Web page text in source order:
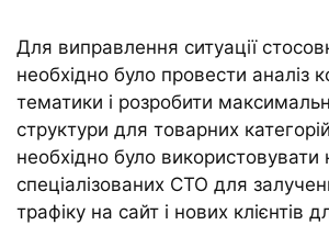
Для виправлення ситуації
необхідно було провести аналіз
тематики і розробити
структури для товарних
необхідно було використовувати
спеціалізованих СТО для
трафіку на сайт і нових клієнтів